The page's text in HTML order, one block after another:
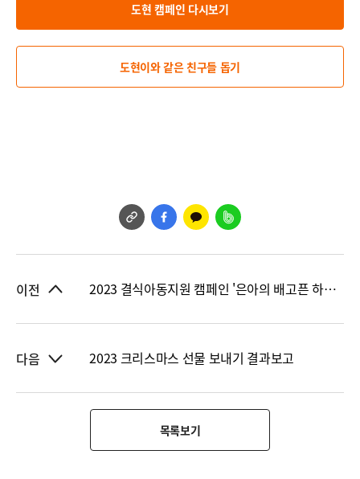
도현 캠페인 다시보기
도현이와 같은 친구들 돕기
이전 2023 결식아동지원 캠페인 '은아의 배고픈 하루' 결과보고
다음 2023 크리스마스 선물 보내기 결과보고
목록보기